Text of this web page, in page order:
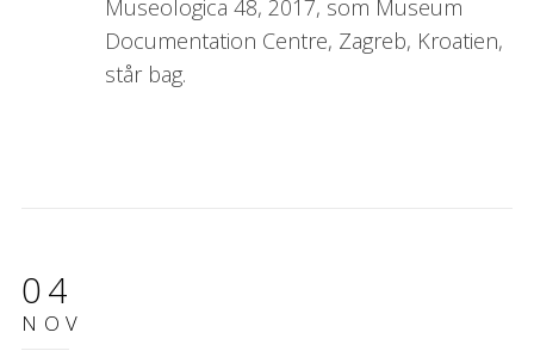
Museologica 48, 2017, som Museum
Documentation Centre, Zagreb, Kroatien,
står bag.
04
NOV